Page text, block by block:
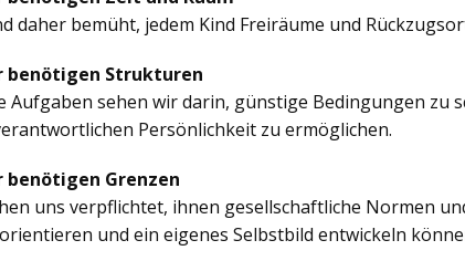
daher bemüht, jedem Kind Freiräume und
benötigen Strukturen
Aufgaben sehen wir darin, günstige Bedingungen zu
Persönlichkeit zu ermöglichen.
benötigen Grenzen
uns verpflichtet, ihnen gesellschaftliche Normen
und ein eigenes Selbstbild entwickeln